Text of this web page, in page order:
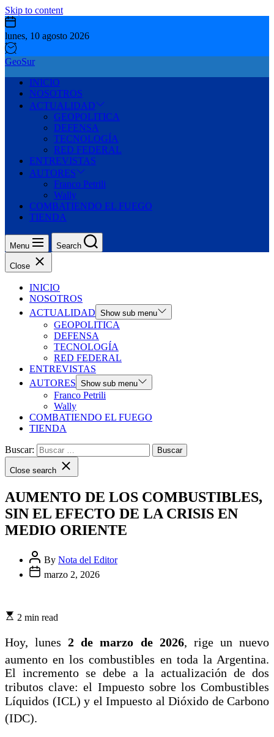
Skip to content
lunes, 10 agosto 2026
GeoSur
INICIO
NOSOTROS
ACTUALIDAD
GEOPOLITICA
DEFENSA
TECNOLOGÍA
RED FEDERAL
ENTREVISTAS
AUTORES
Franco Petrili
Wally
COMBATIENDO EL FUEGO
TIENDA
Menu Search
Close
INICIO
NOSOTROS
ACTUALIDAD Show sub menu
GEOPOLITICA
DEFENSA
TECNOLOGÍA
RED FEDERAL
ENTREVISTAS
AUTORES Show sub menu
Franco Petrili
Wally
COMBATIENDO EL FUEGO
TIENDA
Buscar:
Close search
AUMENTO DE LOS COMBUSTIBLES,
SIN EL EFECTO DE LA CRISIS EN
MEDIO ORIENTE
By Nota del Editor
marzo 2, 2026
2 min read
Hoy, lunes2 de marzo de 2026, rige un nuevo
aumento en los combustibles en toda la Argentina.
El incremento se debe a la actualización de dos
tributos clave: el Impuesto sobre los Combustibles
Líquidos (ICL) y el Impuesto al Dióxido de Carbono
(IDC).